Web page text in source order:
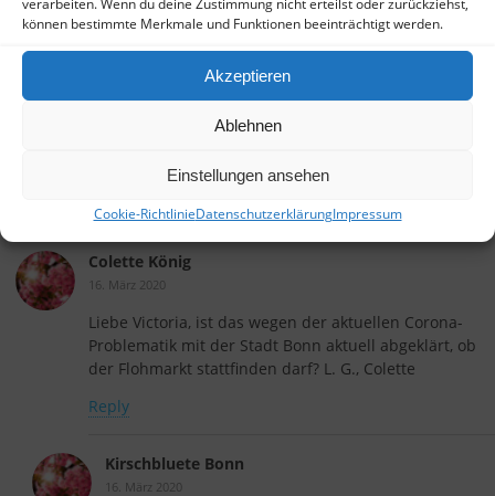
verarbeiten. Wenn du deine Zustimmung nicht erteilst oder zurückziehst,
können bestimmte Merkmale und Funktionen beeinträchtigt werden.
Akzeptieren
Ablehnen
Einstellungen ansehen
Cookie-RichtlinieDatenschutzerklärungImpressum
Vorheriger Beitrag
Rosé Sekt Im Platzhirsch
Nächster Beitrag
6 Antworten
Colette König
16. März 2020
Liebe Victoria, ist das wegen der aktuellen Corona-
Problematik mit der Stadt Bonn aktuell abgeklärt, ob
der Flohmarkt stattfinden darf? L. G., Colette
Reply
Kirschbluete Bonn
16. März 2020